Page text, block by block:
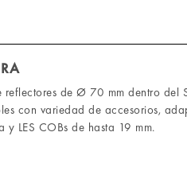
reflectores de Ø 70 mm dentro del
con variedad de accesorios,
y LES COBs de hasta 19 mm.